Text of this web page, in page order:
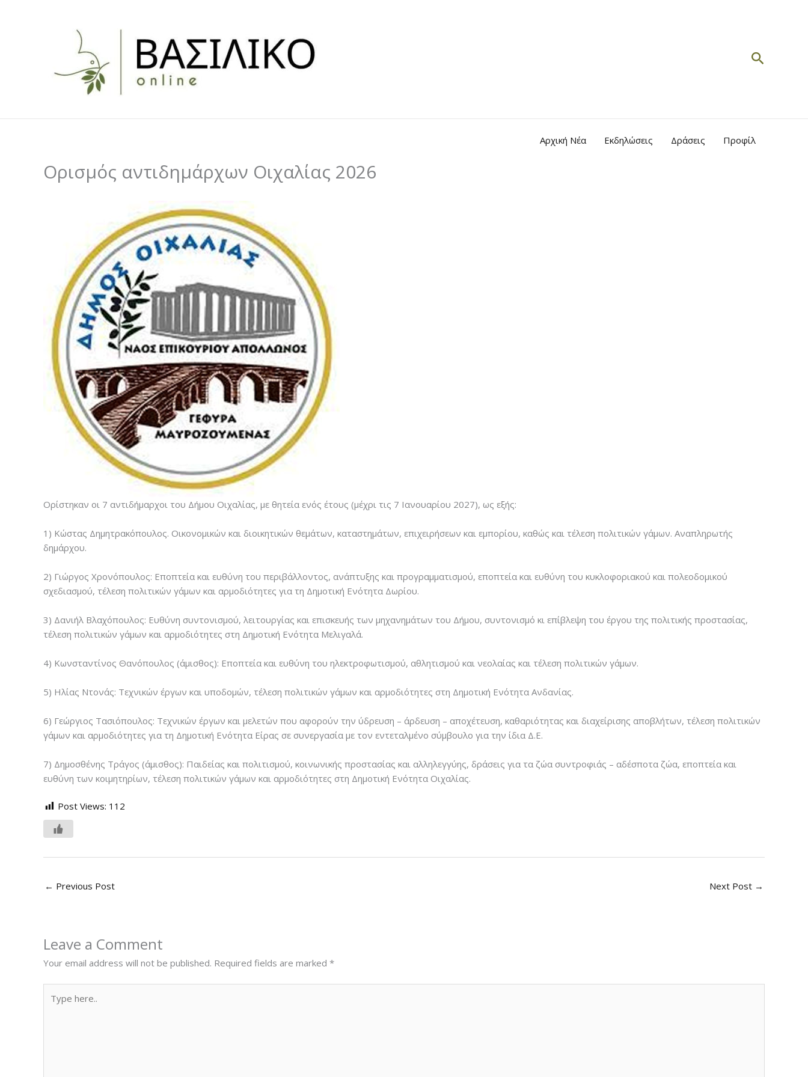
Search
Αρχική Νέα Εκδηλώσεις Δράσεις Προφίλ
Ορισμός αντιδημάρχων Οιχαλίας 2026
Ορίστηκαν οι 7 αντιδήμαρχοι του Δήμου Οιχαλίας, με θητεία ενός έτους (μέχρι τις 7 Ιανουαρίου 2027), ως εξής:
1) Κώστας Δημητρακόπουλος. Οικονομικών και διοικητικών θεμάτων, καταστημάτων, επιχειρήσεων και εμπορίου, καθώς και τέλεση πολιτικών γάμων. Αναπληρωτής
δημάρχου.
2) Γιώργος Χρονόπουλος: Εποπτεία και ευθύνη του περιβάλλοντος, ανάπτυξης και προγραμματισμού, εποπτεία και ευθύνη του κυκλοφοριακού και πολεοδομικού
σχεδιασμού, τέλεση πολιτικών γάμων και αρμοδιότητες για τη Δημοτική Ενότητα Δωρίου.
3) Δανιήλ Βλαχόπουλος: Ευθύνη συντονισμού, λειτουργίας και επισκευής των μηχανημάτων του Δήμου, συντονισμό κι επίβλεψη του έργου της πολιτικής προστασίας,
τέλεση πολιτικών γάμων και αρμοδιότητες στη Δημοτική Ενότητα Μελιγαλά.
4) Κωνσταντίνος Θανόπουλος (άμισθος): Εποπτεία και ευθύνη του ηλεκτροφωτισμού, αθλητισμού και νεολαίας και τέλεση πολιτικών γάμων.
5) Ηλίας Ντονάς: Τεχνικών έργων και υποδομών, τέλεση πολιτικών γάμων και αρμοδιότητες στη Δημοτική Ενότητα Ανδανίας.
6) Γεώργιος Τασιόπουλος: Τεχνικών έργων και μελετών που αφορούν την ύδρευση – άρδευση – αποχέτευση, καθαριότητας και διαχείρισης αποβλήτων, τέλεση πολιτικών
γάμων και αρμοδιότητες για τη Δημοτική Ενότητα Είρας σε συνεργασία με τον εντεταλμένο σύμβουλο για την ίδια Δ.Ε.
7) Δημοσθένης Τράγος (άμισθος): Παιδείας και πολιτισμού, κοινωνικής προστασίας και αλληλεγγύης, δράσεις για τα ζώα συντροφιάς – αδέσποτα ζώα, εποπτεία και
ευθύνη των κοιμητηρίων, τέλεση πολιτικών γάμων και αρμοδιότητες στη Δημοτική Ενότητα Οιχαλίας.
Post Views: 112
← Previous Post Next Post →
Leave a Comment
Your email address will not be published. Required fields are marked *
here..